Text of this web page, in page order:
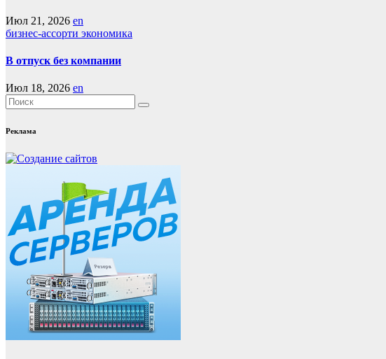
Июл 21, 2026 en
бизнес-ассорти экономика
В отпуск без компании
Июл 18, 2026 en
Реклама